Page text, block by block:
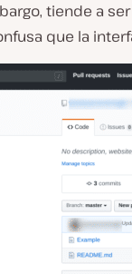
tiende a
que la